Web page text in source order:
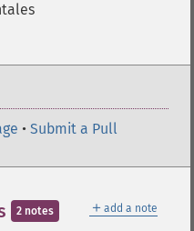
• Submit a Pull
＋ add a note
2 notes